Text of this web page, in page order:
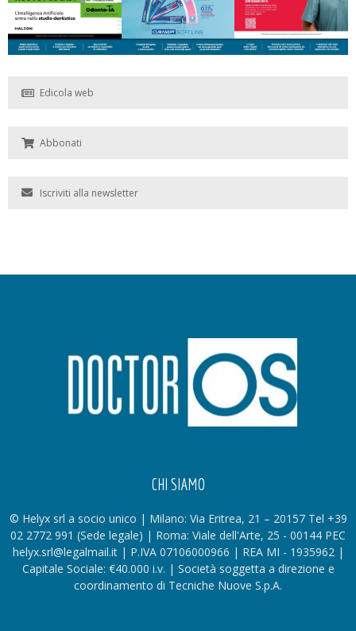
Edicola web
Abbonati
Iscriviti alla newsletter
CHI SIAMO
© Helyx srl a socio unico | Milano: Via Eritrea, 21 – 20157 Tel +39
02 2772 991 (Sede legale) | Roma: Viale dell'Arte, 25 - 00144 PEC
helyx.srl@legalmail.it | P.IVA 07106000966 | REA MI - 1935962 |
Capitale Sociale: €40.000 i.v. | Società soggetta a direzione e
coordinamento di Tecniche Nuove S.p.A.